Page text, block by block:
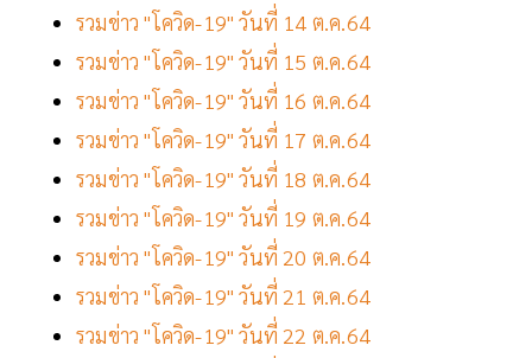
รวมข่าว "โควิด-19" วันที่ 14 ต.ค.64
รวมข่าว "โควิด-19" วันที่ 15 ต.ค.64
รวมข่าว "โควิด-19" วันที่ 16 ต.ค.64
รวมข่าว "โควิด-19" วันที่ 17 ต.ค.64
รวมข่าว "โควิด-19" วันที่ 18 ต.ค.64
รวมข่าว "โควิด-19" วันที่ 19 ต.ค.64
รวมข่าว "โควิด-19" วันที่ 20 ต.ค.64
รวมข่าว "โควิด-19" วันที่ 21 ต.ค.64
รวมข่าว "โควิด-19" วันที่ 22 ต.ค.64